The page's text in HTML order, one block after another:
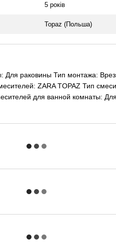
5 років
Topaz (Польша)
Для раковины Тип монтажа:
ZARA TOPAZ Тип
для ванной комнаты: